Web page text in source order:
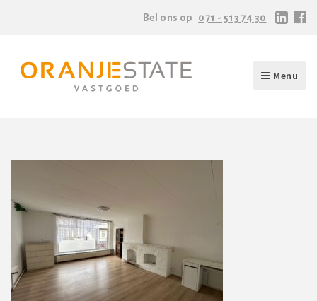
Bel ons op 071 - 513 74 30
Menu